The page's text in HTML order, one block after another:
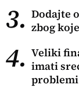
3. Dodajte
zbog
4. Veliki
imati